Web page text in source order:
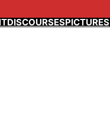
DISCOURSESPICTURES